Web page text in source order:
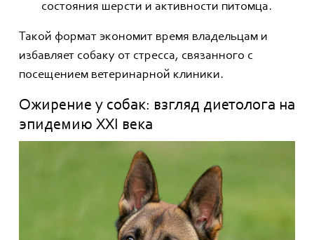
состояния шерсти и активности питомца.
Такой формат экономит время владельцам и
избавляет собаку от стресса, связанного с
посещением ветеринарной клиники.
Ожирение у собак: взгляд диетолога на
эпидемию XXI века